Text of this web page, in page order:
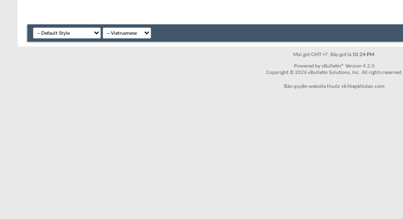
Múi giờ GMT +7. Bây giờ là 10:24 PM.
Powered by vBulletin® Version 4.2.0
Copyright © 2026 vBulletin Solutions, Inc. All rights reserved.
Bản quyền website thuộc về Hiepkhidao.com